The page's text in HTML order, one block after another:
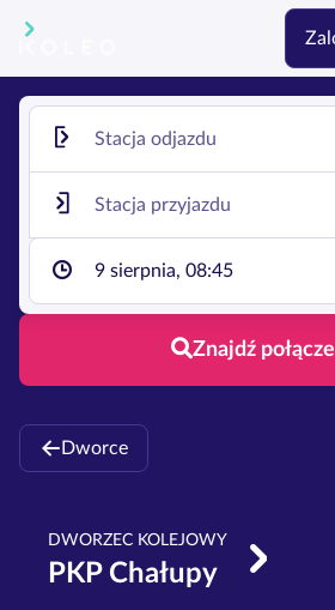
9 sierpnia, 08:45
Znajdź
Dworce
DWORZEC KOLEJOWY
PKP Chałupy